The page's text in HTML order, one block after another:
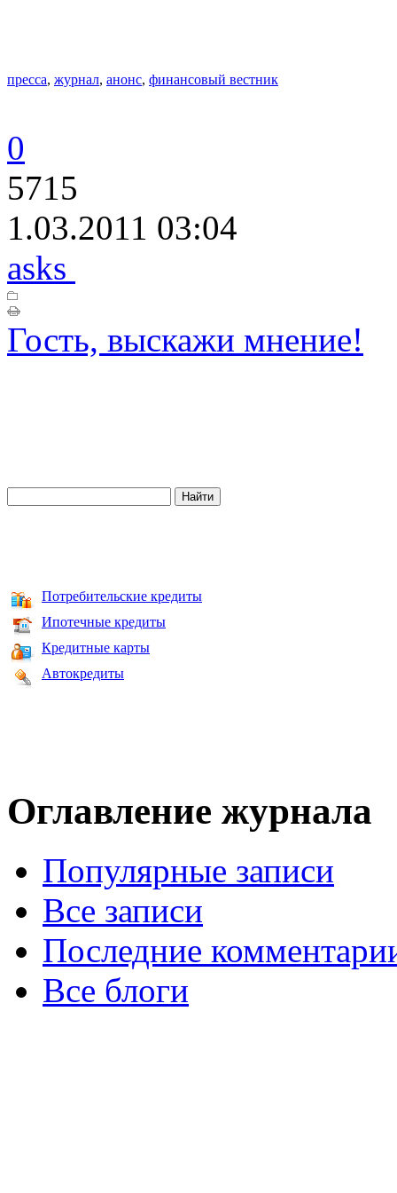
пресса, журнал, анонс, финансовый вестник
0
5715
1.03.2011 03:04
asks
Гость, выскажи мнение!
Потребительские кредиты
Ипотечные кредиты
Кредитные карты
Автокредиты
Оглавление журнала
Популярные записи
Все записи
Последние
Все блоги